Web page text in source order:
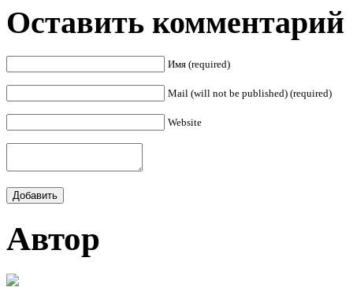
Оставить комментарий
Имя (required)
Mail (will not be published) (required)
Website
Автор